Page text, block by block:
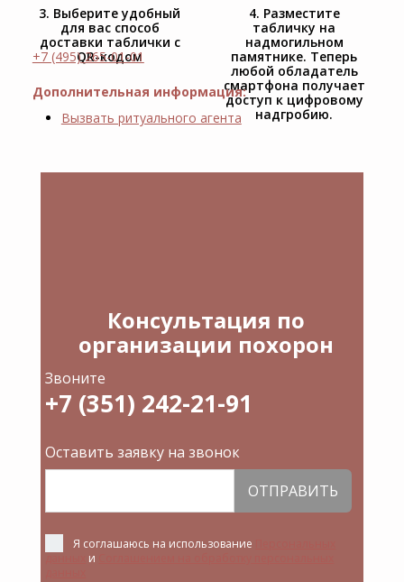
3. Выберите удобный
для вас способ
доставки таблички с
QR-кодом
4. Разместите
табличку на
надмогильном
памятнике. Теперь
любой обладатель
смартфона получает
доступ к цифровому
надгробию.
+7 (495) 265-01-01
Дополнительная информация:
Вызвать ритуального агента
Консультация по
организации похорон
Звоните
+7 (351) 242-21-91
Оставить заявку на звонок
ОТПРАВИТЬ
Я соглашаюсь на использование
и